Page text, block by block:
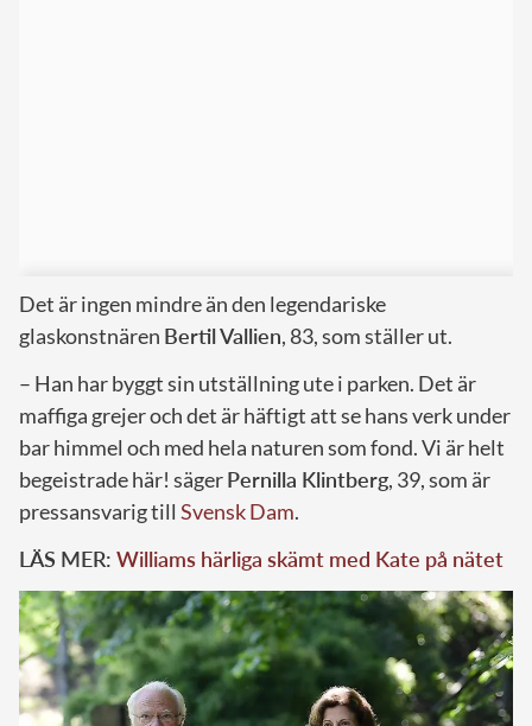
Det är ingen mindre än den legendariske
glaskonstnären Bertil Vallien, 83, som ställer ut.
– Han har byggt sin utställning ute i parken. Det är
maffiga grejer och det är häftigt att se hans verk under
bar himmel och med hela naturen som fond. Vi är helt
begeistrade här! sägerPernilla Klintberg, 39, som är
pressansvarig till Svensk Dam.
LÄS MER: Williams härliga skämt med Kate på nätet